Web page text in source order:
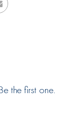
the first one.